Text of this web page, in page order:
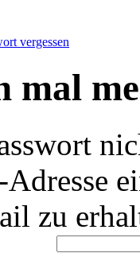
vergessen
mal
zu